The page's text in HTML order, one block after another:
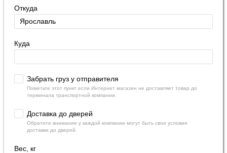
Откуда
Куда
Забрать груз у отправителя
Пометьте этот пункт если Интернет магазин не доставляет товар до
терминала транспортной компании.
Доставка до дверей
Обратите внимание у каждой компании могут быть свои условия
доставки до дверей.
Вес, кг